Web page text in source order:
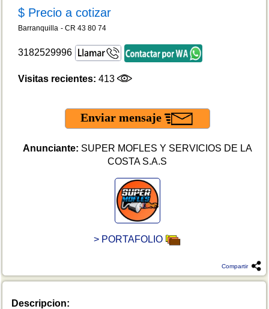
$ Precio a cotizar
Barranquilla -CR 43 80 74
3182529996
Visitas recientes: 413
Enviar mensaje
Anunciante: SUPER MOFLES Y SERVICIOS DE LA
COSTA S.A.S
> PORTAFOLIO
Compartir
Descripcion: